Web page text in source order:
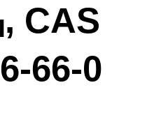
CAS
66-0